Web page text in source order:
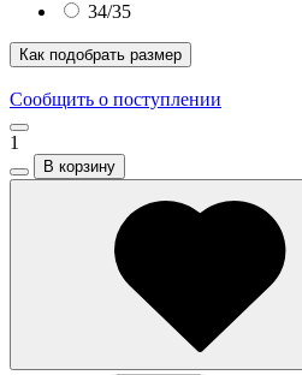
34/35
Как подобрать размер
Сообщить о поступлении
1
В корзину